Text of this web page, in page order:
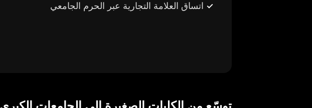
اتساق العلامة التجارية عبر الحرم الجامعي